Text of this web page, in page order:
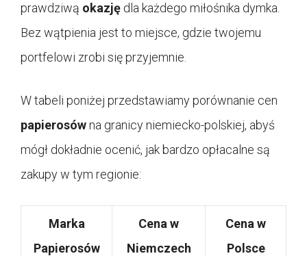
prawdziwą okazję dla każdego miłośnika dymka.
Bez wątpienia jest to miejsce, gdzie twojemu
portfelowi zrobi się przyjemnie.
W tabeli poniżej przedstawiamy porównanie cen
papierosówna granicy niemiecko-polskiej, abyś
mógł dokładnie ocenić, jak bardzo opłacalne są
zakupy w tym regionie:
Marka
Papierosów
Cena w
Niemczech
Cena w
Polsce